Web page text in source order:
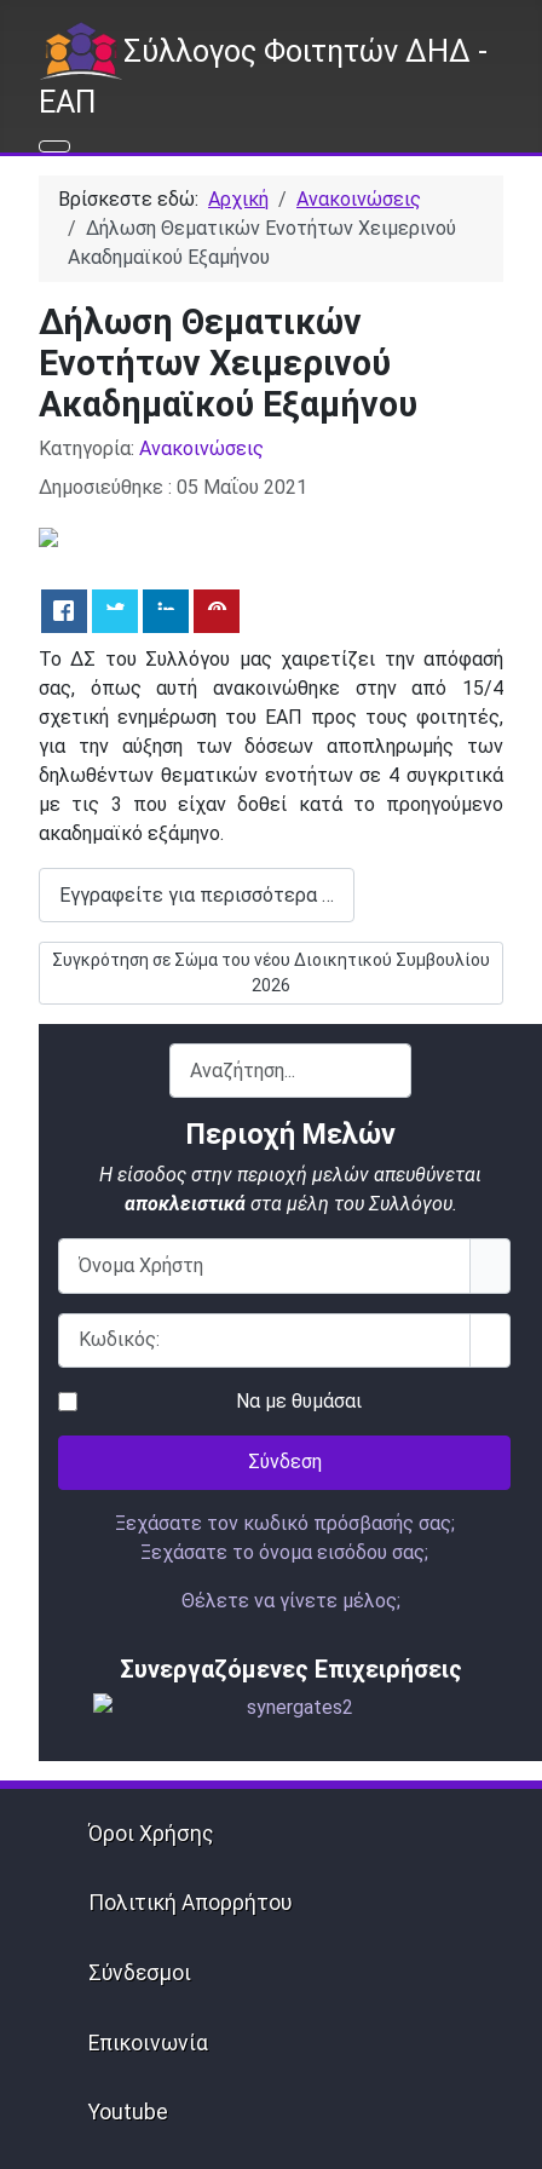
Σύλλογος Φοιτητών ΔΗΔ -
ΕΑΠ
Βρίσκεστε εδώ: Αρχική
Ανακοινώσεις
Δήλωση Θεματικών Ενοτήτων Χειμερινού
Ακαδημαϊκού Εξαμήνου
Δήλωση Θεματικών
Ενοτήτων Χειμερινού
Ακαδημαϊκού Εξαμήνου
Λεπτομέρειες
Κατηγορία: Ανακοινώσεις
Δημοσιεύθηκε : 05 Μαΐου 2021
Το ΔΣ του Συλλόγου μας χαιρετίζει την απόφασή
σας, όπως αυτή ανακοινώθηκε στην από 15/4
σχετική ενημέρωση του ΕΑΠ προς τους φοιτητές,
για την αύξηση των δόσεων αποπληρωμής των
δηλωθέντων θεματικών ενοτήτων σε 4 συγκριτικά
με τις 3 που είχαν δοθεί κατά το προηγούμενο
ακαδημαϊκό εξάμηνο.
Εγγραφείτε για περισσότερα …
Επόμενο άρθρο: Συγκρότηση σε Σώμα του νέου Διοικητικού
Συγκρότηση σε Σώμα του νέου Διοικητικού Συμβουλίου
2026
Αναζήτηση...
Περιοχή Μελών
Η είσοδος στην περιοχή μελών απευθύνεται
αποκλειστικάστα μέλη του Συλλόγου.
Όνομα Χρήστη
Κωδικός:
Να με θυμάσαι
Σύνδεση
Ξεχάσατε τον κωδικό πρόσβασής σας;
Ξεχάσατε το όνομα εισόδου σας;
Θέλετε να γίνετε μέλος;
Συνεργαζόμενες Επιχειρήσεις
Όροι Χρήσης
Πολιτική Απορρήτου
Σύνδεσμοι
Επικοινωνία
Youtube